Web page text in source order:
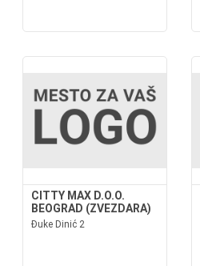
CITTY MAX D.O.O.
BEOGRAD (ZVEZDARA)
Đuke Dinić 2